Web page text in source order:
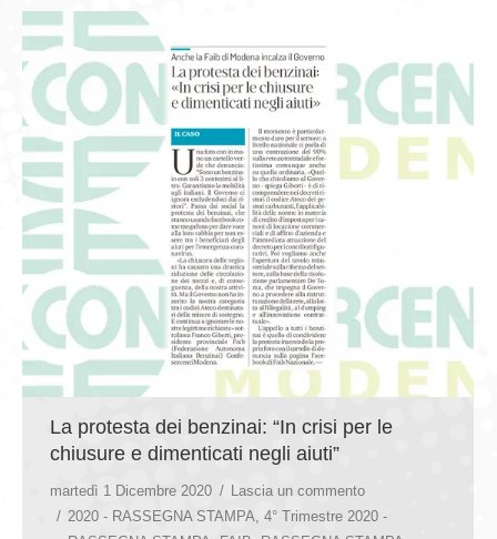
La protesta dei benzinai: “In crisi per le
chiusure e dimenticati negli aiuti”
martedì 1 Dicembre 2020
Lascia un commento
2020 - RASSEGNA STAMPA 4° Trimestre 2020 -